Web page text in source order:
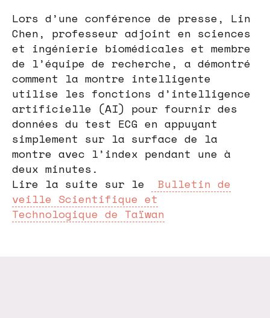
Lors d’une conférence de presse, Lin
Chen, professeur adjoint en sciences
et ingénierie biomédicales et membre
de l’équipe de recherche, a démontré
comment la montre intelligente
utilise les fonctions d’intelligence
artificielle (AI) pour fournir des
données du test ECG en appuyant
simplement sur la surface de la
montre avec l’index pendant une à
deux minutes.
Lire la suite sur le
Bulletin de
veille Scientifique et
Technologique de Taïwan